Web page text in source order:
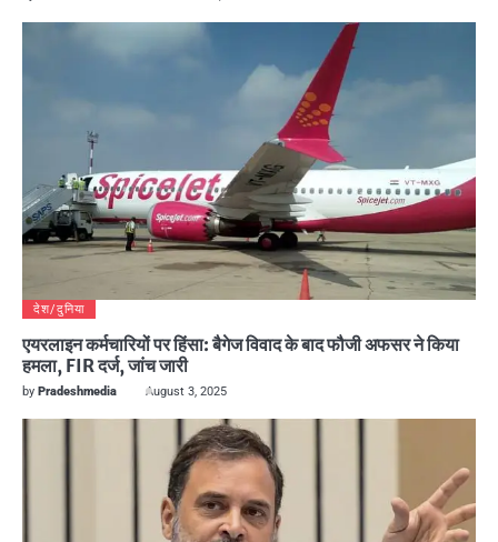
देश/दुनिया
एयरलाइन कर्मचारियों पर हिंसा: बैगेज विवाद के बाद फौजी अफसर ने किया
हमला, FIR दर्ज, जांच जारी
by Pradeshmedia August 3, 2025